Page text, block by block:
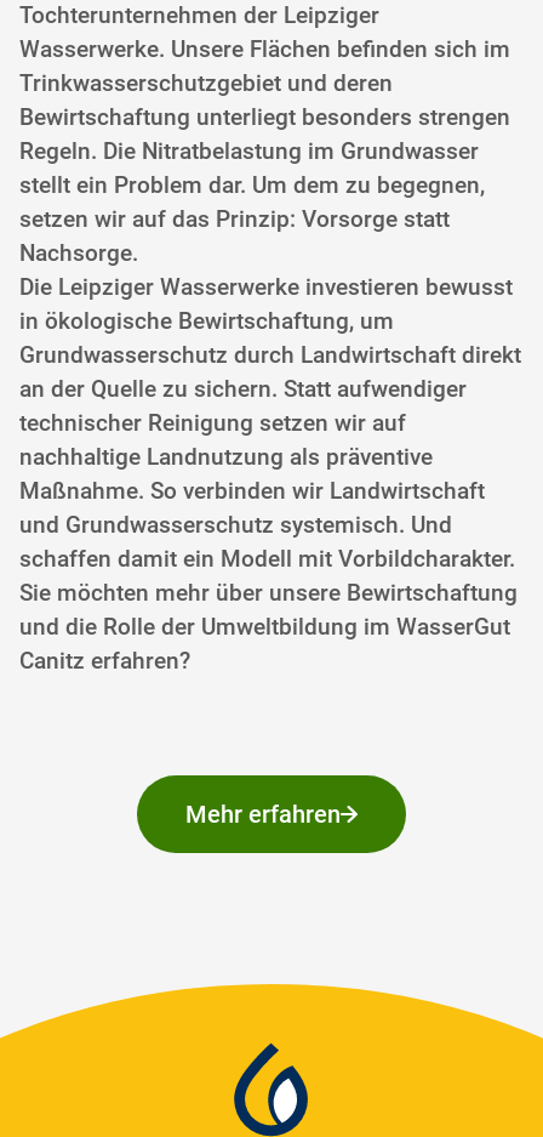
Tochterunternehmen der Leipziger
Wasserwerke. Unsere Flächen befinden sich im
Trinkwasserschutzgebiet und deren
Bewirtschaftung unterliegt besonders strengen
Regeln. Die Nitratbelastung im Grundwasser
stellt ein Problem dar. Um dem zu begegnen,
setzen wir auf das Prinzip: Vorsorge statt
Nachsorge.
Die Leipziger Wasserwerke investieren bewusst
in ökologische Bewirtschaftung, um
Grundwasserschutz durch Landwirtschaft direkt
an der Quelle zu sichern. Statt aufwendiger
technischer Reinigung setzen wir auf
nachhaltige Landnutzung als präventive
Maßnahme. So verbinden wir Landwirtschaft
und Grundwasserschutz systemisch. Und
schaffen damit ein Modell mit Vorbildcharakter.
Sie möchten mehr über unsere Bewirtschaftung
und die Rolle der Umweltbildung im WasserGut
Canitz erfahren?
Mehr erfahren